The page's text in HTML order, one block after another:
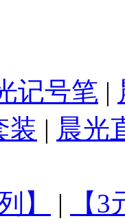
记号笔 |
装 | 晨光
】
|
【